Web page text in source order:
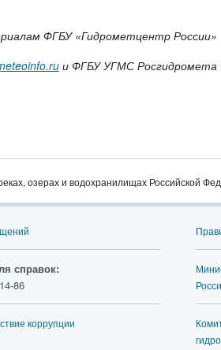
ФГБУ «Гидрометцентр России»
и ФГБУ УГМС Росгидромета
озерах и водохранилищах Российской
справок:
86
коррупции